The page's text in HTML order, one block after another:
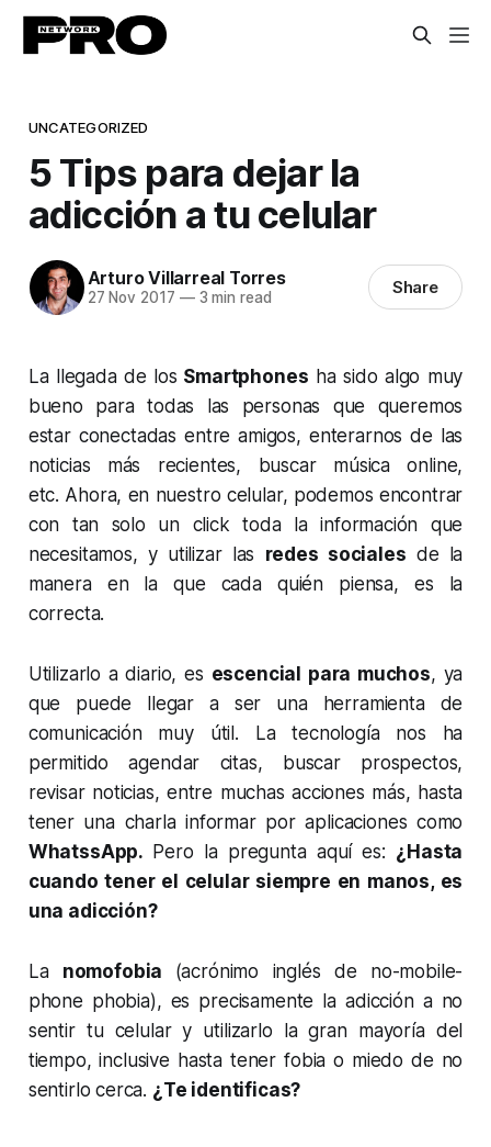
UNCATEGORIZED
5 Tips para dejar la
adicción a tu celular
Arturo Villarreal Torres
27 Nov 2017 —3 min read Share
La llegada de los Smartphones ha sido algo muy
bueno para todas las personas que queremos
estar conectadas entre amigos, enterarnos de las
noticias más recientes, buscar música online,
etc. Ahora, en nuestro celular, podemos encontrar
con tan solo un click toda la información que
necesitamos, y utilizar las redes sociales de la
manera en la que cada quién piensa, es la
correcta.
Utilizarlo a diario, es escencial para muchos, ya
que puede llegar a ser una herramienta de
comunicación muy útil. La tecnología nos ha
permitido agendar citas, buscar prospectos,
revisar noticias, entre muchas acciones más, hasta
tener una charla informar por aplicaciones como
WhatssApp. Pero la pregunta aquí es: ¿Hasta
cuando tener el celular siempre en manos, es
una adicción?
La nomofobia (acrónimo inglés de no-mobile-
phone phobia), es precisamente la adicción a no
sentir tu celular y utilizarlo la gran mayoría del
tiempo, inclusive hasta tener fobia o miedo de no
sentirlo cerca. ¿Te identificas?